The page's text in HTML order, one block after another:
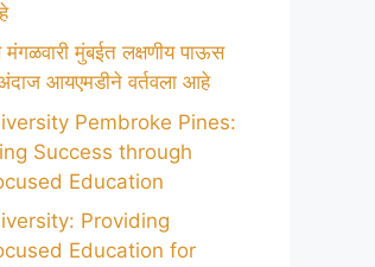
मंगळवारी मुंबईत लक्षणीय पाऊस
आयएमडीने वर्तवला आहे
Pembroke Pines:
Success through
Education
Providing
Education for